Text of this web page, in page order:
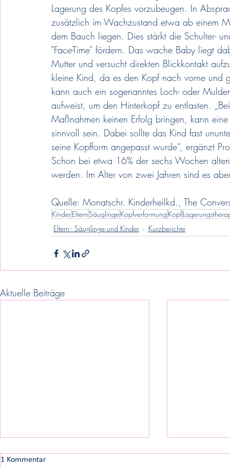
Lagerung des Kopfes vorzubeugen. In
zusätzlich im Wachzustand etwa ab einem
dem Bauch liegen. Dies stärkt die Schulter-
"Face-Time" fördern. Das wache Baby liegt
Mutter und versucht direkten Blickkontakt
kleine Kind, da es den Kopf nach vorne und
kann auch ein sogenanntes Loch- oder
aufweist, um den Hinterkopf zu entlasten.
Maßnahmen keinen Erfolg bringen, kann
sinnvoll sein. Dabei sollte das Kind fast
seine Kopfform angepasst wurde“, ergänzt
Schon bei etwa 16% der sechs Wochen
werden. Im Alter von zwei Jahren sind es
Quelle: Monatschr. Kinderheilkd., The
KinderElternSäuglingeKopfverformung Kopf
Eltern - Säuglinge und Kinder
Kurzberichte
Aktuelle Beiträge
1 Kommentar